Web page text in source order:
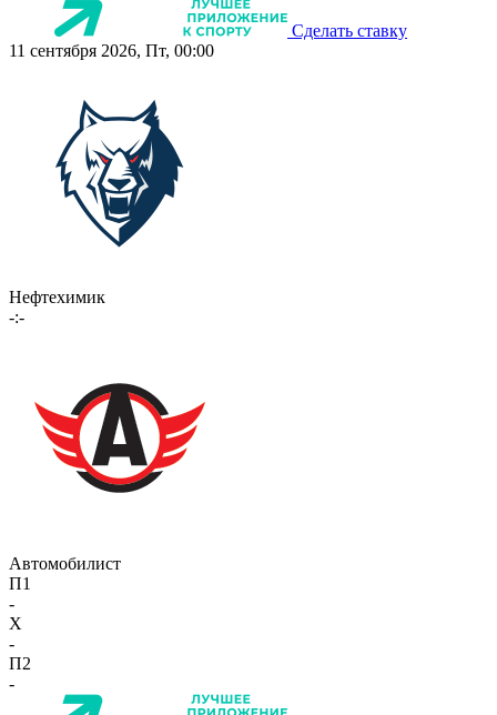
Сделать ставку
11 сентября 2026, Пт, 00:00
Нефтехимик
-:-
Автомобилист
П1
-
X
-
П2
-